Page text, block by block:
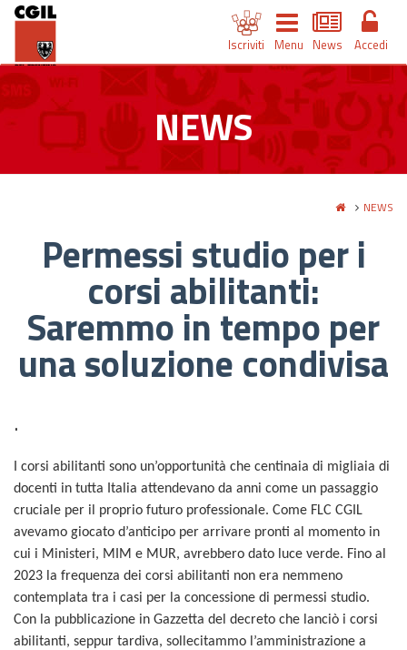
Iscriviti Menu News Accedi
NEWS
NEWS
Permessi studio per i
corsi abilitanti:
Saremmo in tempo per
una soluzione condivisa
.
I corsi abilitanti sono un’opportunità che centinaia di migliaia di
docenti in tutta Italia attendevano da anni come un passaggio
cruciale per il proprio futuro professionale. Come FLC CGIL
avevamo giocato d’anticipo per arrivare pronti al momento in
cui i Ministeri, MIM e MUR, avrebbero dato luce verde. Fino al
2023 la frequenza dei corsi abilitanti non era nemmeno
contemplata tra i casi per la concessione di permessi studio.
Con la pubblicazione in Gazzetta del decreto che lanciò i corsi
abilitanti, seppur tardiva, sollecitammo l’amministrazione a